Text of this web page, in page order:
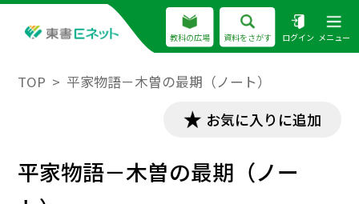
教科の広場 資料をさがす ログイン メニュー
TOP 平家物語－木曽の最期（ノート）
お気に入りに追加
平家物語－木曽の最期（ノー